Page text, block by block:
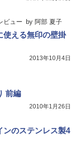
ビュー by 阿部 夏子
使える無印の壁掛
2013年10月4日
前編
2010年1月26日
ンのステンレス製4